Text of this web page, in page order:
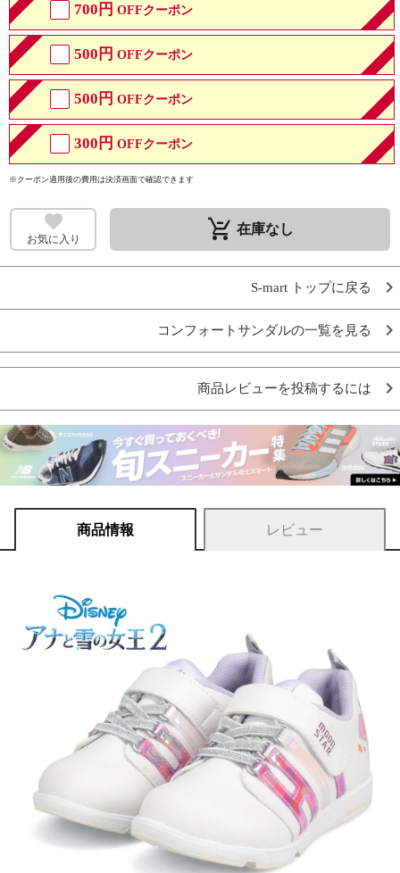
700円 OFFクーポン
500円 OFFクーポン
500円 OFFクーポン
300円 OFFクーポン
※クーポン適用後の費用は決済画面で確認できます
お気に入り remove_shopping_cart 在庫なし
S-mart トップに戻る
コンフォートサンダルの一覧を見る
商品レビューを投稿するには
商品情報 レビュー